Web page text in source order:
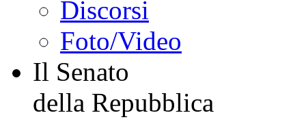
Discorsi
Foto/Video
Il Senato
della Repubblica